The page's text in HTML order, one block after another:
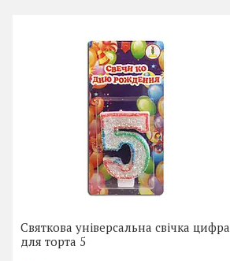
Святкова універсальна свічка цифра
для торта 5